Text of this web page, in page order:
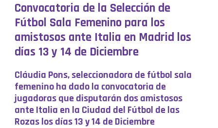
Convocatoria de la Selección de
Fútbol Sala Femenino para los
amistosos ante Italia en Madrid los
días 13 y 14 de Diciembre
Cláudia Pons, seleccionadora de fútbol sala
femenino ha dado la convocatoria de
jugadoras que disputarán dos amistosos
ante Italia en la Ciudad del Fútbol de las
Rozas los días 13 y 14 de Diciembre